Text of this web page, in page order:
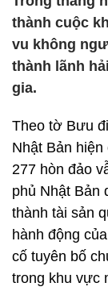
thành cuộc
vu không
thành lãnh
gia.
Theo tờ Bưu
Nhật Bản
277 hòn đảo
phủ Nhật Bản
thành tài sản
hành động
cố tuyên bố
trong khu vực